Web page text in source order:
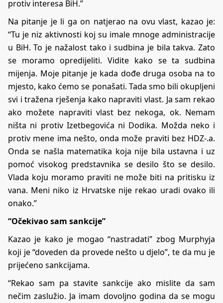
protiv interesa BiH.”
Na pitanje je li ga on natjerao na ovu vlast, kazao je:
“Tu je niz aktivnosti koj su imale mnoge administracije
u BiH. To je nažalost tako i sudbina je bila takva. Zato
se moramo opredijeliti. Vidite kako se ta sudbina
mijenja. Moje pitanje je kada dođe druga osoba na to
mjesto, kako ćemo se ponašati. Tada smo bili okupljeni
svi i tražena rješenja kako napraviti vlast. Ja sam rekao
ako možete napraviti vlast bez nekoga, ok. Nemam
ništa ni protiv Izetbegovića ni Dodika. Možda neko i
protiv mene ima nešto, onda može praviti bez HDZ-.a.
Onda se našla matematika koja nije bila ustavna i uz
pomoć visokog predstavnika se desilo što se desilo.
Vlada koju moramo praviti ne može biti na pritisku iz
vana. Meni niko iz Hrvatske nije rekao uradi ovako ili
onako.”
“Očekivao sam sankcije”
Kazao je kako je mogao “nastradati” zbog Murphyja
koji je “doveden da provede nešto u djelo”, te da mu je
prijećeno sankcijama.
“Rekao sam pa stavite sankcije ako mislite da sam
nečim zaslužio. Ja imam dovoljno godina da se mogu